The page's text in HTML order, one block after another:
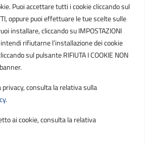
Puoi accettare tutti i cookie cliccando sul
oppure puoi effettuare le tue scelte sulle
installare, cliccando su IMPOSTAZIONI
intendi rifiutarne l’installazione dei cookie
sul pulsante RIFIUTA I COOKIE NON
privacy, consulta la relativa sulla
.
ai cookie, consulta la relativa